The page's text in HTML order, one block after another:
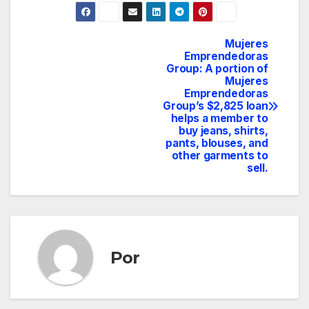
Mujeres
Emprendedoras
Group: A portion of
Mujeres
Emprendedoras
Group’s $2,825 loan
helps a member to
buy jeans, shirts,
pants, blouses, and
other garments to
sell.
Por